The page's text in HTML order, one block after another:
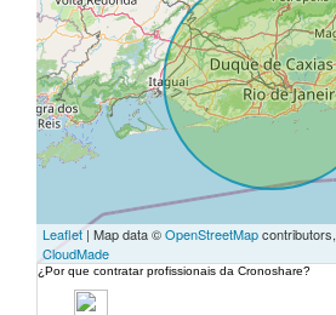
Leaflet | Map data ©OpenStreetMapcontributors,
CloudMade
¿Por que contratar profissionais da Cronoshare?